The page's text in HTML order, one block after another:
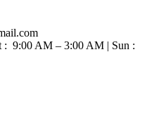
: 9:00 AM – 3:00 AM | Sun :